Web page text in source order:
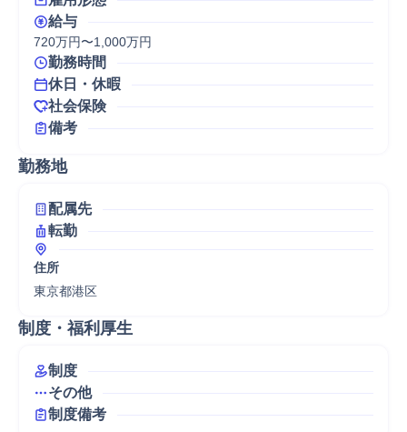
給与
720万円〜1,000万円
勤務時間
休日・休暇
社会保険
備考
勤務地
配属先
転勤
住所
東京都港区
制度・福利厚生
制度
その他
制度備考